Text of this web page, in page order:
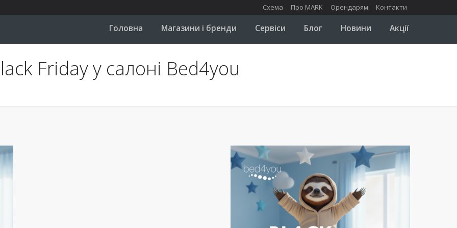
Схема Про MARK Орендарям Контакти
Головна Магазини і бренди Сервіси Блог Новини Акції
Friday у салоні Bed4you